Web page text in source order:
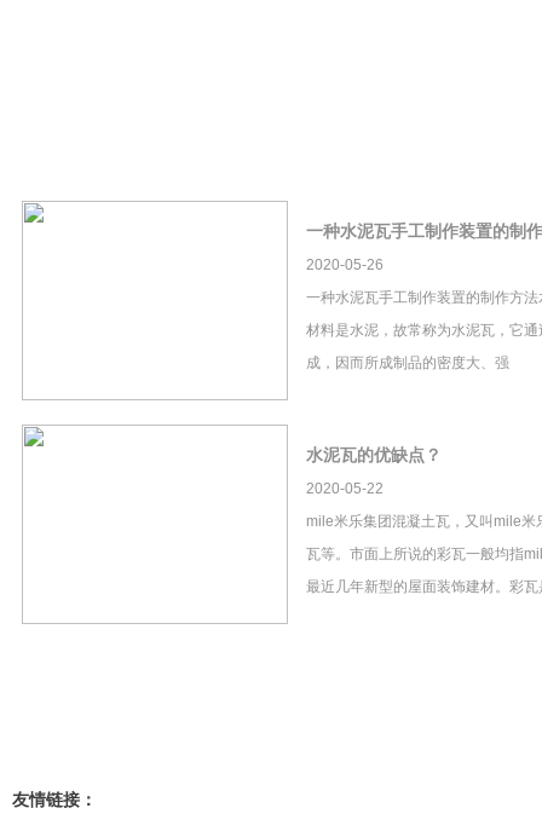
一种水泥瓦手工制作装置的制
2020-05-26
一种水泥瓦手工制作装置的制作方
材料是水泥，故常称为水泥瓦，它
成，因而所成制品的密度大、强
水泥瓦的优缺点？
2020-05-22
mile米乐集团混凝土瓦，又叫mile米
瓦等。市面上所说的彩瓦一般均指
最近几年新型的屋面装饰建材。彩
友情链接：